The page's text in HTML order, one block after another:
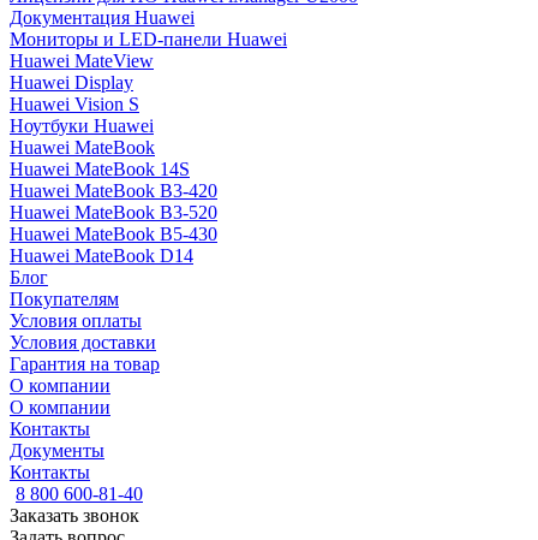
Документация Huawei
Мониторы и LED-панели Huawei
Huawei MateView
Huawei Display
Huawei Vision S
Ноутбуки Huawei
Huawei MateBook
Huawei MateBook 14S
Huawei MateBook B3-420
Huawei MateBook B3-520
Huawei MateBook B5-430
Huawei MateBook D14
Блог
Покупателям
Условия оплаты
Условия доставки
Гарантия на товар
О компании
О компании
Контакты
Документы
Контакты
8 800 600-81-40
Заказать звонок